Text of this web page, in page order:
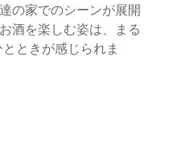
の家でのシーンが展開
酒を楽しむ姿は、まる
ときが感じられま